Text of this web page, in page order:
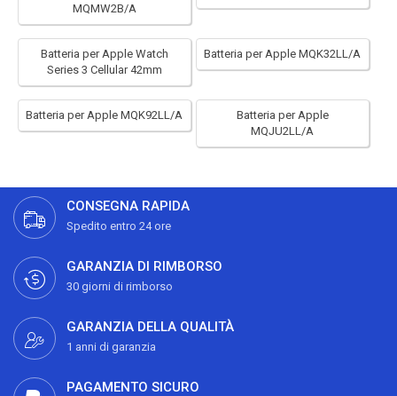
MQMW2B/A
Batteria per Apple Watch
Series 3 Cellular 42mm
Batteria per Apple MQK32LL/A
Batteria per Apple MQK92LL/A
Batteria per Apple
MQJU2LL/A
CONSEGNA RAPIDA
Spedito entro 24 ore
GARANZIA DI RIMBORSO
30 giorni di rimborso
GARANZIA DELLA QUALITÀ
1 anni di garanzia
PAGAMENTO SICURO